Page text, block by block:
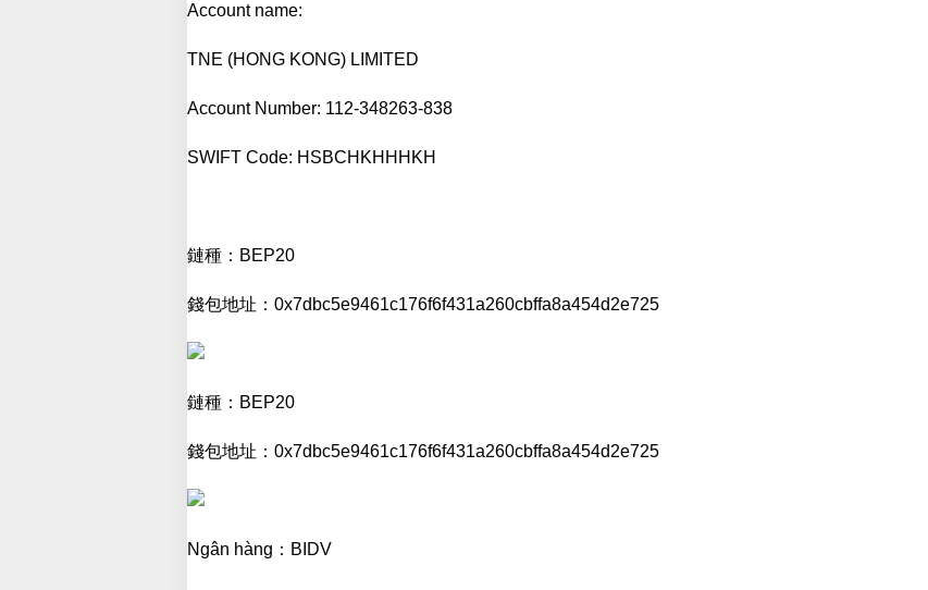
Account name:
TNE (HONG KONG) LIMITED
Account Number: 112-348263-838
SWIFT Code: HSBCHKHHHKH
鏈種：BEP20
錢包地址：0x7dbc5e9461c176f6f431a260cbffa8a454d2e725
鏈種：BEP20
錢包地址：0x7dbc5e9461c176f6f431a260cbffa8a454d2e725
Ngân hàng：BIDV